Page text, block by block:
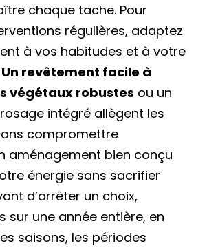
chaque tache. Pour
régulières, adaptez
à vos habitudes et à votre
Un revêtement facile à
végétaux robustes ou un
intégré allègent les
compromettre
aménagement bien conçu
énergie sans sacrifier
d’arrêter un choix,
sur une année entière, en
saisons, les périodes